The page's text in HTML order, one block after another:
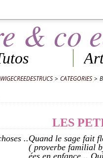
> CATEGORIES >
LES
Quand le sage fait
( proverbe familial
ées en enfance ..